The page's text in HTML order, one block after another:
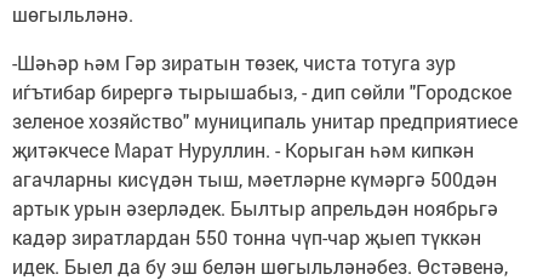
шөгыльләнә.
-Шәһәр һәм Гәр зиратын төзек, чиста тотуга зур
иѓътибар бирергә тырышабыз, - дип сөйли "Городское
зеленое хозяйство" муниципаль унитар предприятиесе
җитәкчесе Марат Нуруллин. - Корыган һәм кипкән
агачларны кисүдән тыш, мәетләрне күмәргә 500дән
артык урын әзерләдек. Былтыр апрельдән ноябрьгә
кадәр зиратлардан 550 тонна чүп-чар җыеп түккән
идек. Быел да бу эш белән шөгыльләнәбез. Өстәвенә,